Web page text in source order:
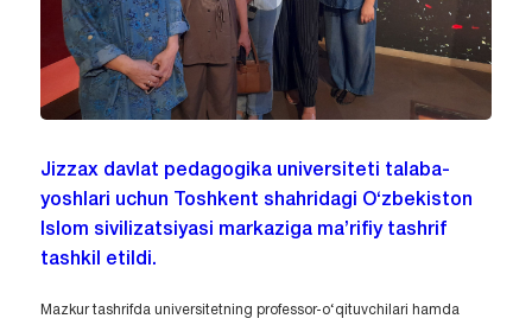
Jizzax davlat pedagogika universiteti talaba-
yoshlari uchun Toshkent shahridagi O‘zbekiston
Islom sivilizatsiyasi markaziga ma’rifiy tashrif
tashkil etildi.
Mazkur tashrifda universitetning professor-o‘qituvchilari hamda